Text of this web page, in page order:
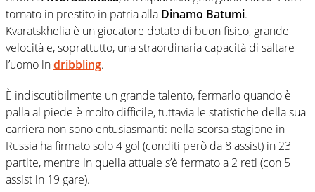
tornato in prestito in patria alla Dinamo Batumi.
Kvaratskhelia è un giocatore dotato di buon fisico, grande
velocità e, soprattutto, una straordinaria capacità di saltare
l’uomo indribbling.
È indiscutibilmente un grande talento, fermarlo quando è
palla al piede è molto difficile, tuttavia le statistiche della sua
carriera non sono entusiasmanti: nella scorsa stagione in
Russia ha firmato solo 4 gol (conditi però da 8 assist) in 23
partite, mentre in quella attuale s’è fermato a 2 reti (con 5
assist in 19 gare).